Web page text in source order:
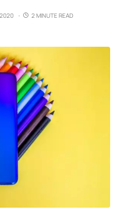
2 MINUTE READ